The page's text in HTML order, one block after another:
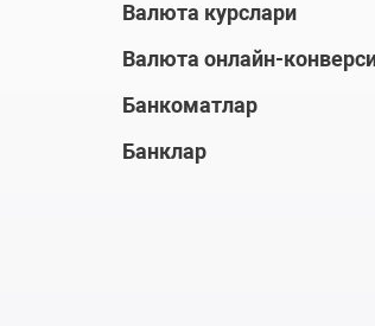
Валюта курслари
Валюта онлайн-
Банкоматлар
Банклар